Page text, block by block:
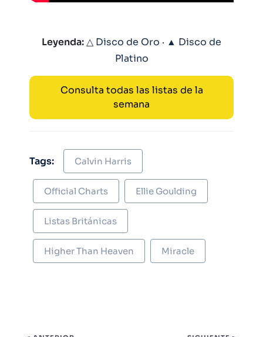
Leyenda:△ Disco de Oro · ▲ Disco de
Platino
Consulta todas las listas de la
semana
Tags: Calvin Harris
Official Charts Ellie Goulding
Listas Británicas
Higher Than Heaven Miracle